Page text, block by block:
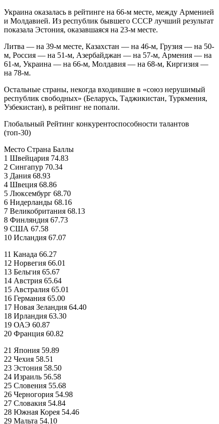
Украина оказалась в рейтинге на 66-м месте, между Арменией
и Молдавией. Из республик бывшего СССР лучший результат
показала Эстония, оказавшаяся на 23-м месте.
Литва — на 39-м месте, Казахстан — на 46-м, Грузия — на 50-
м, Россия — на 51-м, Азербайджан — на 57-м, Армения — на
61-м, Украина — на 66-м, Молдавия — на 68-м, Киргизия —
на 78-м.
Остальные страны, некогда входившие в «союз нерушимый
республик свободных» (Беларусь, Таджикистан, Туркмения,
Узбекистан), в рейтинг не попали.
Глобальный Рейтинг конкурентоспособности талантов
(топ-30)
Место Страна Баллы
1 Швейцария 74.83
2 Сингапур 70.34
3 Дания 68.93
4 Швеция 68.86
5 Люксембург 68.70
6 Нидерланды 68.16
7 Великобритания 68.13
8 Финляндия 67.73
9 США 67.58
10 Исландия 67.07
11 Канада 66.27
12 Норвегия 66.01
13 Бельгия 65.67
14 Австрия 65.64
15 Австралия 65.01
16 Германия 65.00
17 Новая Зеландия 64.40
18 Ирландия 63.30
19 ОАЭ 60.87
20 Франция 60.82
21 Япония 59.89
22 Чехия 58.51
23 Эстония 58.50
24 Израиль 56.58
25 Словения 55.68
26 Черногория 54.98
27 Словакия 54.84
28 Южная Корея 54.46
29 Мальта 54.10